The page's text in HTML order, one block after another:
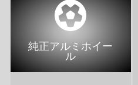
純正アルミホイー
ル